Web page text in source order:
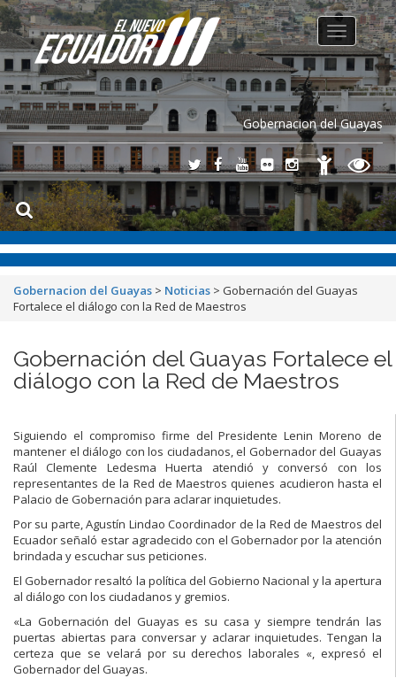
Gobernacion del Guayas
Toggle
navigation
Gobernacion del Guayas > Noticias > Gobernación del Guayas
Fortalece el diálogo con la Red de Maestros
Gobernación del Guayas Fortalece el
diálogo con la Red de Maestros
Siguiendo el compromiso firme del Presidente Lenin Moreno de
mantener el diálogo con los ciudadanos, el Gobernador del Guayas
Raúl Clemente Ledesma Huerta atendió y conversó con los
representantes de la Red de Maestros quienes acudieron hasta el
Palacio de Gobernación para aclarar inquietudes.
Por su parte, Agustín Lindao Coordinador de la Red de Maestros del
Ecuador señaló estar agradecido con el Gobernador por la atención
brindada y escuchar sus peticiones.
El Gobernador resaltó la política del Gobierno Nacional y la apertura
al diálogo con los ciudadanos y gremios.
«La Gobernación del Guayas es su casa y siempre tendrán las
puertas abiertas para conversar y aclarar inquietudes. Tengan la
certeza que se velará por su derechos laborales «, expresó el
Gobernador del Guayas.